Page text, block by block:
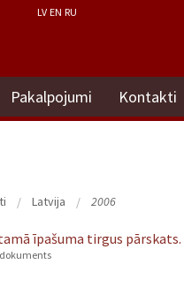
LV EN RU
Pakalpojumi Kontakti
Latvija 2006
īpašuma tirgus pārskats.
dokuments